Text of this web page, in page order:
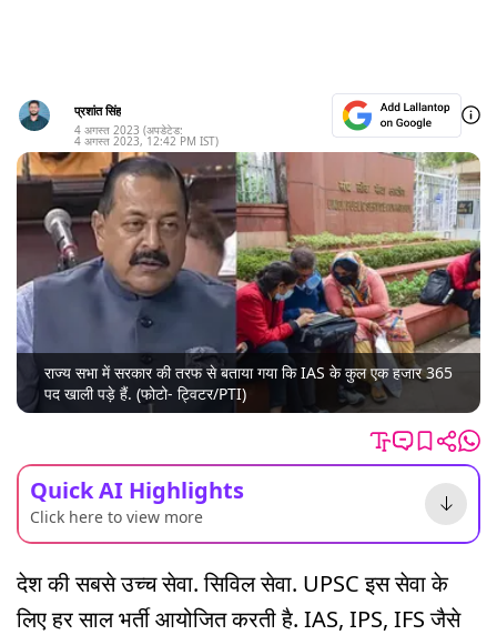
प्रशांत सिंह
4 अगस्त 2023 (अपडेटेड:
4 अगस्त 2023, 12:42 PM IST)
राज्य सभा में सरकार की तरफ से बताया गया कि IAS के कुल एक हजार 365
पद खाली पड़े हैं. (फोटो- ट्विटर/PTI)
Quick AI Highlights
Click here to view more
देश की सबसे उच्च सेवा. सिविल सेवा. UPSC इस सेवा के
लिए हर साल भर्ती आयोजित करती है. IAS, IPS, IFS जैसे